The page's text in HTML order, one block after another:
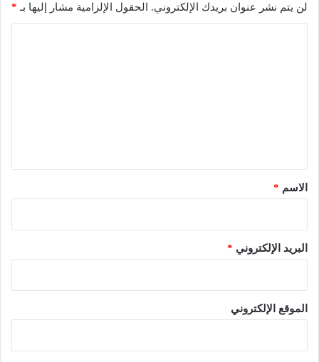
لن يتم نشر عنوان بريدك الإلكتروني. الحقول الإلزامية مشار إليها بـ *
*الاسم *
البريد الإلكتروني *
الموقع الإلكتروني